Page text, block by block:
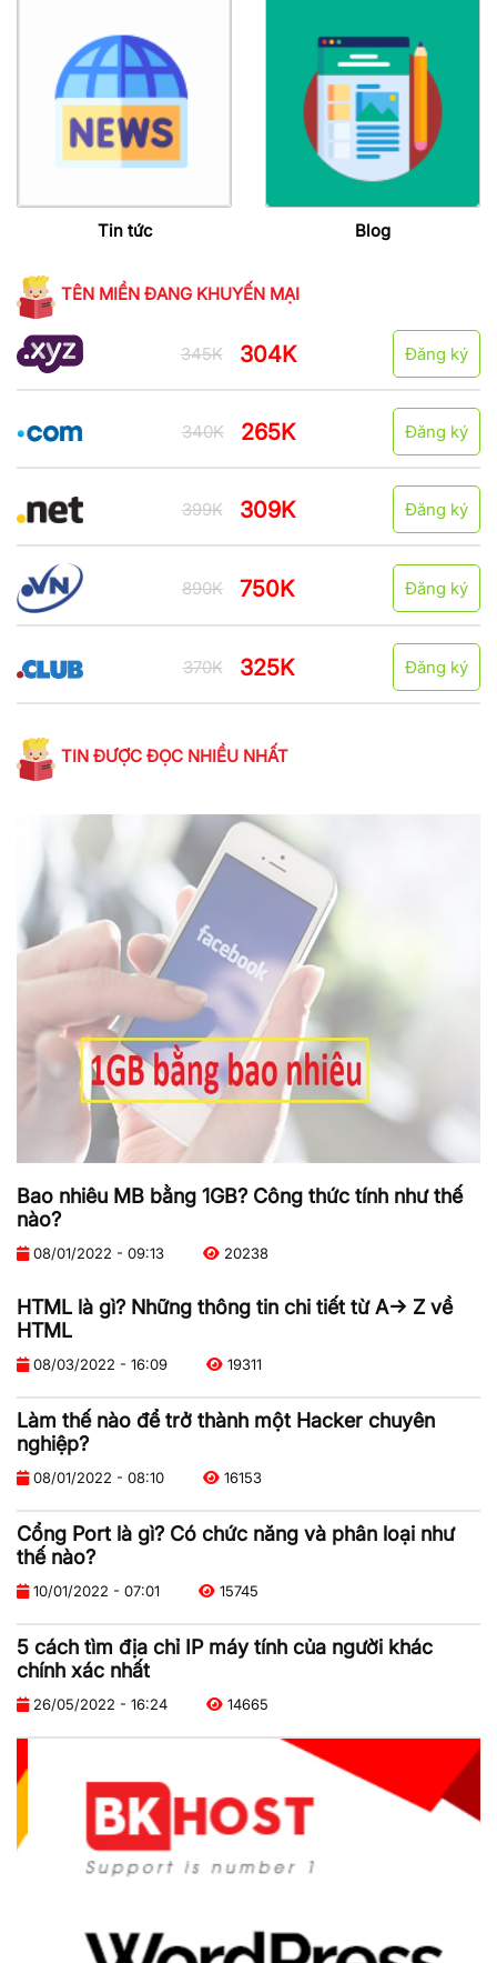
Tin tức Blog
TÊN MIỀN ĐANG KHUYẾN MẠI
345K 304K Đăng ký
340K 265K Đăng ký
399K 309K Đăng ký
890K 750K Đăng ký
370K 325K Đăng ký
TIN ĐƯỢC ĐỌC NHIỀU NHẤT
Bao nhiêu MB bằng 1GB? Công thức tính như thế
nào?
08/01/2022 - 09:13 20238
HTML là gì? Những thông tin chi tiết từ A-> Z về
HTML
08/03/2022 - 16:09 19311
Làm thế nào để trở thành một Hacker chuyên
nghiệp?
08/01/2022 - 08:10 16153
Cổng Port là gì? Có chức năng và phân loại như
thế nào?
10/01/2022 - 07:01 15745
5 cách tìm địa chỉ IP máy tính của người khác
chính xác nhất
26/05/2022 - 16:24 14665